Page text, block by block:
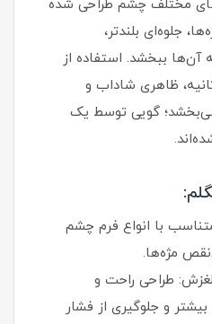
مختلف چشم طراحی شده
جلوه‌ای بلندتر،
ببخشد. استفاده از
ظاهری شاداب و
گویی توسط یک
با انواع فرم چشم
مژه‌ها.
طراحی راحت و
و جلوگیری از فشار